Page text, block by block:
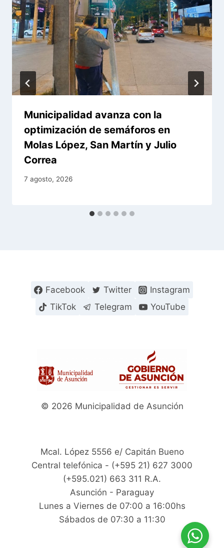
Municipalidad avanza con la
optimización de semáforos en
Molas López, San Martín y Julio
Correa
7 agosto, 2026
Facebook Twitter
Instagram
TikTok
Telegram YouTube
© 2026 Municipalidad de Asunción
Mcal. López 5556 e/ Capitán Bueno
Central telefónica - (+595 21) 627 3000
(+595.021) 663 311 R.A.
Asunción - Paraguay
Lunes a Viernes de 07:00 a 16:00hs
Sábados de 07:30 a 11:30